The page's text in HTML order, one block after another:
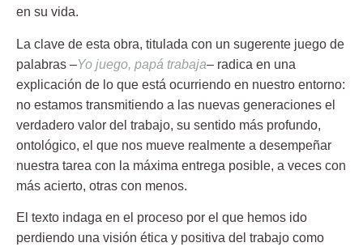
en su vida.
La clave de esta obra, titulada con un sugerente juego de
palabras –Yo juego, papá trabaja– radica en una
explicación de lo que está ocurriendo en nuestro entorno:
no estamos transmitiendo a las nuevas generaciones el
verdadero valor del trabajo, su sentido más profundo,
ontológico, el que nos mueve realmente a desempeñar
nuestra tarea con la máxima entrega posible, a veces con
más acierto, otras con menos.
El texto indaga en el proceso por el que hemos ido
perdiendo una visión ética y positiva del trabajo como